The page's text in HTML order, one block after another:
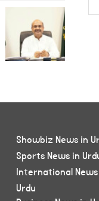
Showbiz News in
Sports News in
International
Urdu